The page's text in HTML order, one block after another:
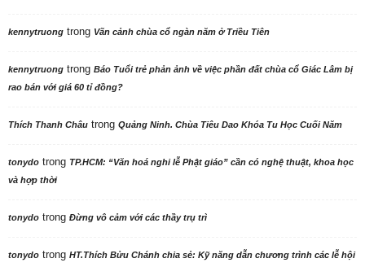
kennytruong trong Vãn cảnh chùa cổ ngàn năm ở Triều Tiên
kennytruong trong Báo Tuổi trẻ phản ảnh về việc phần đất chùa cổ Giác Lâm bị
rao bán với giá 60 tỉ đồng?
Thích Thanh Châu trong Quảng Ninh. Chùa Tiêu Dao Khóa Tu Học Cuối Năm
tonydo trong TP.HCM: “Văn hoá nghi lễ Phật giáo” cần có nghệ thuật, khoa học
và hợp thời
tonydo trong Đừng vô cảm với các thầy trụ trì
tonydo trong HT.Thích Bửu Chánh chia sẻ: Kỹ năng dẫn chương trình các lễ hội